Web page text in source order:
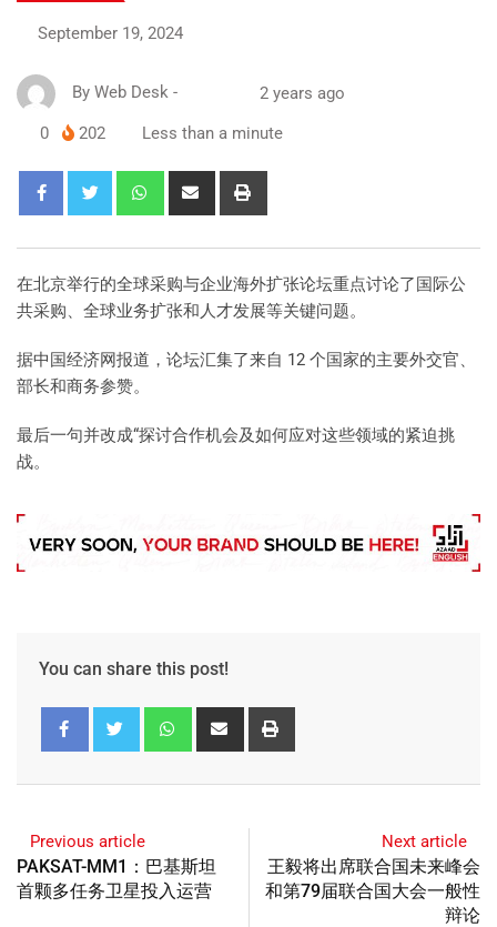
September 19, 2024
By Web Desk - 2 years ago
0 202 Less than a minute
在北京举行的全球采购与企业海外扩张论坛重点讨论了国际公
共采购、全球业务扩张和人才发展等关键问题。
据中国经济网报道，论坛汇集了来自 12 个国家的主要外交官、
部长和商务参赞。
最后一句并改成“探讨合作机会及如何应对这些领域的紧迫挑
战。
You can share this post!
Previous article
PAKSAT-MM1：巴基斯坦
首颗多任务卫星投入运营
Next article
王毅将出席联合国未来峰会
和第79届联合国大会一般性
辩论